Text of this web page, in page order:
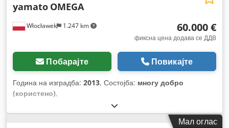
Włocławek 1.247 km
yamato OMEGA
60.000 €
фиксна цена додава се ДДВ
Побарајте Повикајте
Година на изградба: 2013, Состојба: многу добро
(користено),
Мал оглас